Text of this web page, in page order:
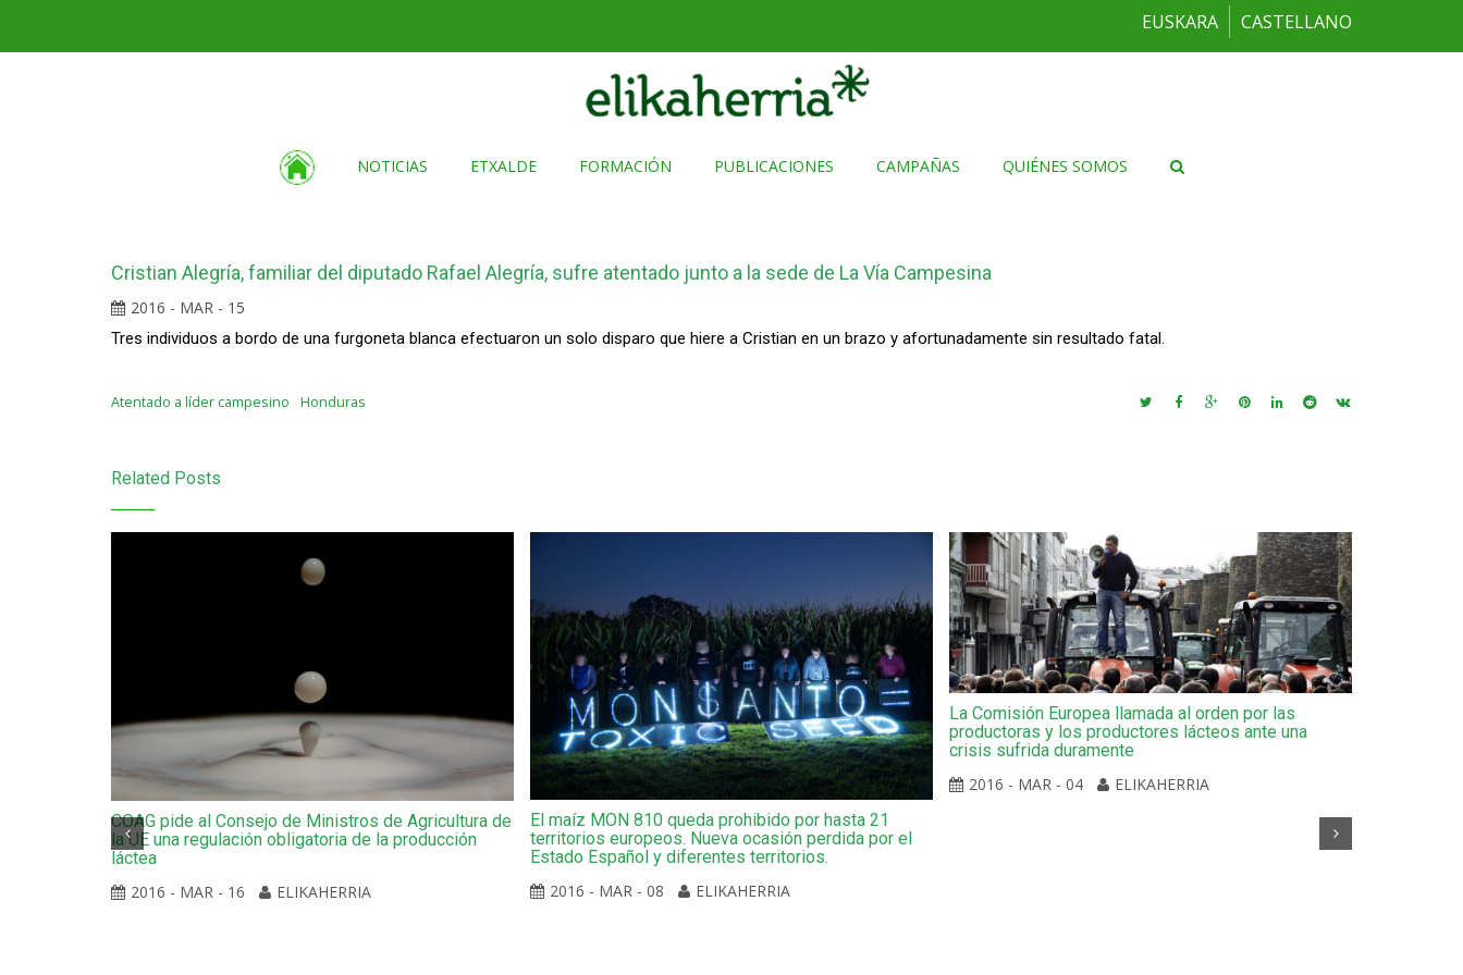
EUSKARA CASTELLANO
NOTICIAS ETXALDE FORMACIÓN PUBLICACIONES CAMPAÑAS QUIÉNES SOMOS
Cristian Alegría, familiar del diputado Rafael Alegría, sufre atentado junto a la sede de La Vía Campesina
2016 - MAR - 15
Tres individuos a bordo de una furgoneta blanca efectuaron un solo disparo que hiere a Cristian en un brazo y afortunadamente sin resultado fatal.
Atentado a líder campesino Honduras
Related Posts
COAG pide al Consejo de Ministros de Agricultura de
la UE una regulación obligatoria de la producción
láctea
2016 - MAR - 16
ELIKAHERRIA
El maíz MON 810 queda prohibido por hasta 21
territorios europeos. Nueva ocasión perdida por el
Estado Español y diferentes territorios.
2016 - MAR - 08
ELIKAHERRIA
La Comisión Europea llamada al orden por las
productoras y los productores lácteos ante una
crisis sufrida duramente
2016 - MAR - 04
ELIKAHERRIA